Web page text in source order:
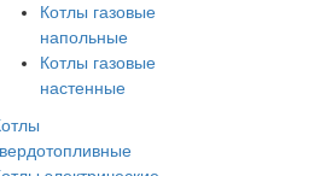
Котлы газовые
напольные
Котлы газовые
настенные